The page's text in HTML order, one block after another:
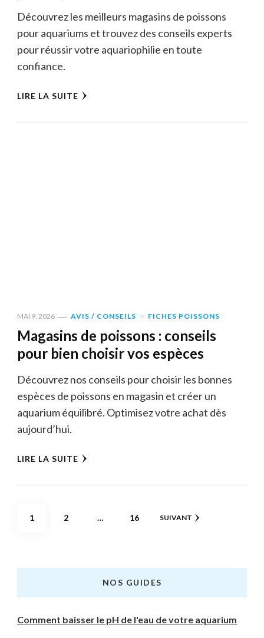
Découvrez les meilleurs magasins de poissons
pour aquariums et trouvez des conseils experts
pour réussir votre aquariophilie en toute
confiance.
LIRE LA SUITE
MAI 9, 2026 AVIS / CONSEILS FICHES POISSONS
Magasins de poissons : conseils
pour bien choisir vos espèces
Découvrez nos conseils pour choisir les bonnes
espèces de poissons en magasin et créer un
aquarium équilibré. Optimisez votre achat dès
aujourd’hui.
LIRE LA SUITE
Pagination
PAGE
1 PAGE
2 … PAGE
16 SUIVANT
NOS GUIDES
Comment baisser le pH de l'eau de votre aquarium